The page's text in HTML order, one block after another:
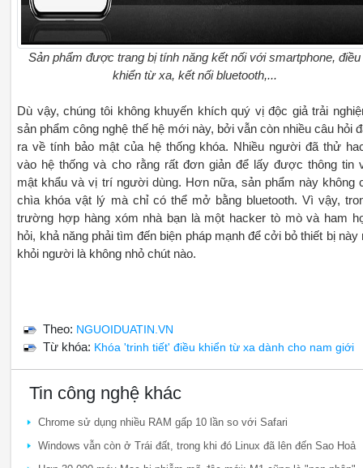
Sản phẩm được trang bị tính năng kết nối với smartphone, điều
khiển từ xa, kết nối bluetooth,...
Dù vậy, chúng tôi không khuyến khích quý vị độc giả trải
sản phẩm công nghệ thế hệ mới này, bởi vẫn còn nhiều câu hỏi
ra về tính bảo mật của hệ thống khóa. Nhiều người đã thử
vào hệ thống và cho rằng rất đơn giản để lấy được thông tin
mật khẩu và vị trí người dùng. Hơn nữa, sản phẩm này không
chìa khóa vật lý mà chỉ có thể mở bằng bluetooth. Vì vậy,
trường hợp hàng xóm nhà bạn là một hacker tò mò và ham
hỏi, khả năng phải tìm đến biện pháp mạnh để cởi bỏ thiết bị này
khỏi người là không nhỏ chút nào.
Theo: NGUOIDUATIN.VN
Từ khóa: Khóa 'trinh tiết' điều khiển từ xa dành cho nam giới
Tin công nghệ khác
Chrome sử dụng nhiều RAM gấp 10 lần so với Safari
Windows vẫn còn ở Trái đất, trong khi đó Linux đã lên đến Sao Hoả